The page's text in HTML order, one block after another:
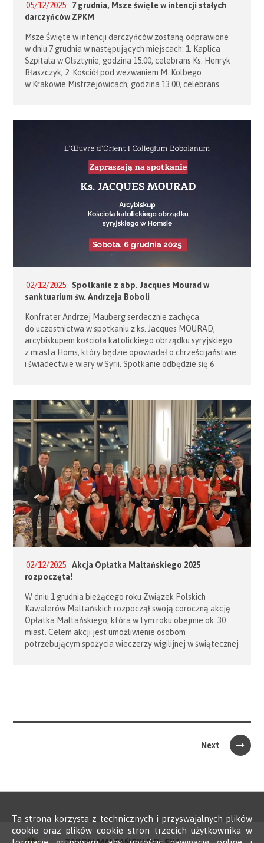
Ta strona korzysta z technicznych i przyswajalnych plików
cookie oraz plików cookie stron trzecich użytkownika w
05/12/2025
7 grudnia, Msze święte w intencji stałych
darczyńców ZPKM
Msze Święte w intencji darczyńców zostaną odprawione
w dniu 7 grudnia w następujących miejscach: 1. Kaplica
Szpitala w Olsztynie, godzina 15.00, celebrans Ks. Henryk
Błaszczyk; 2. Kościół pod wezwaniem M. Kolbego
w Krakowie Mistrzejowicach, godzina 13.00, celebrans
02/12/2025
Spotkanie z abp. Jacques Mourad w
sanktuarium św. Andrzeja Boboli
Konfrater Andrzej Mauberg serdecznie zachęca
do uczestnictwa w spotkaniu z ks. Jacques MOURAD,
arcybiskupem kościoła katolickiego obrządku syryjskiego
z miasta Homs, który będzie opowiadał o chrześcijaństwie
i świadectwie wiary w Syrii. Spotkanie odbędzie się 6
zaproszeniu). Link do biogramu arcybiskupa J. Mourad:
https://pl.wikipedia.org/wiki/Jacques_Mourad
02/12/2025
Akcja Opłatka Maltańskiego 2025
rozpoczęta!
W dniu 1 grudnia bieżącego roku Związek Polskich
Kawalerów Maltańskich rozpoczął swoją coroczną akcję
Opłatka Maltańskiego, która w tym roku obejmie ok. 30
miast. Celem akcji jest umożliwienie osobom
potrzebującym spożycia wieczerzy wigilijnej w świątecznej
Next